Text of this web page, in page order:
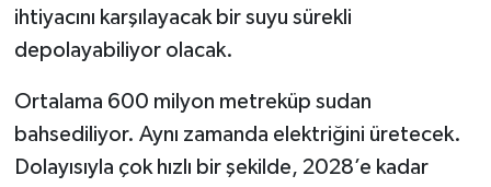
ihtiyacını karşılayacak bir suyu sürekli
depolayabiliyor olacak.
Ortalama 600 milyon metreküp sudan
bahsediliyor. Aynı zamanda elektriğini üretecek.
Dolayısıyla çok hızlı bir şekilde, 2028’e kadar